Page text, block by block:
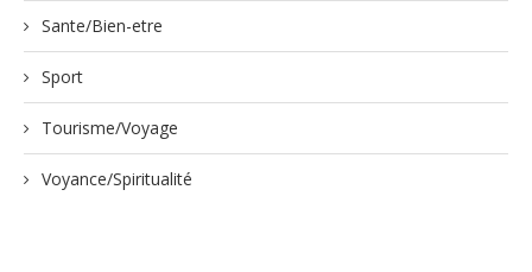
Sante/Bien-etre
Sport
Tourisme/Voyage
Voyance/Spiritualité